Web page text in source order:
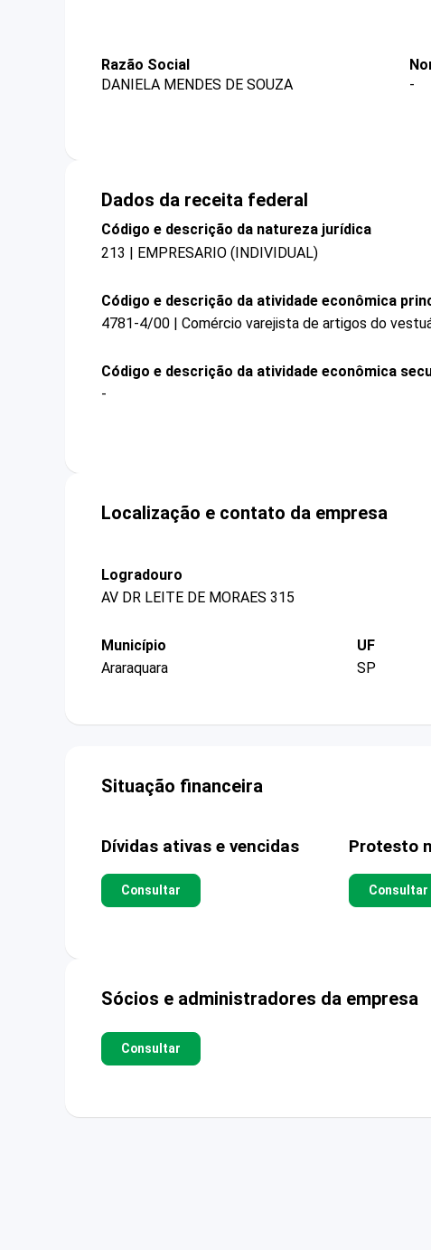
Razão Social
DANIELA MENDES DE SOUZA
-
Dados da receita federal
Código e descrição da natureza jurídica
213 | EMPRESARIO (INDIVIDUAL)
Código e descrição da atividade econômica
4781-4/00 | Comércio varejista de artigos do
Código e descrição da atividade econômica
-
Localização e contato da empresa
Logradouro
AV DR LEITE DE MORAES 315
Município
Araraquara
UF
SP
Situação financeira
Dívidas ativas e vencidas
Consultar
Protesto
Consultar
Sócios e administradores da empresa
Consultar